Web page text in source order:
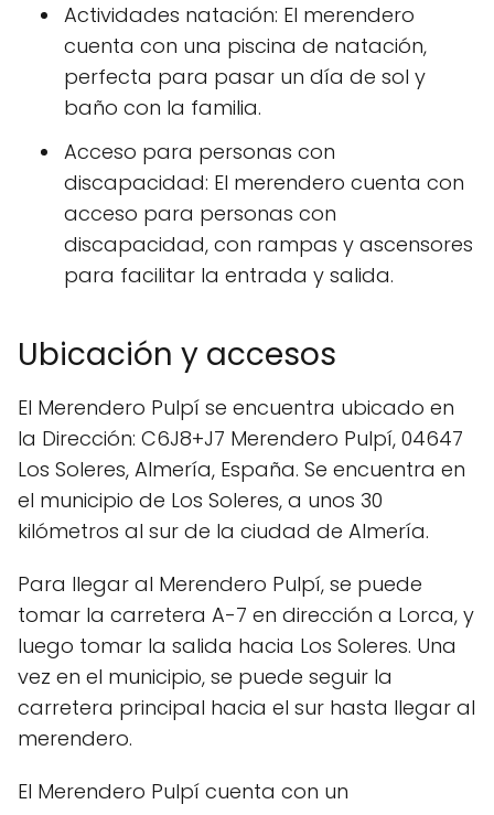
Actividades natación: El merendero
cuenta con una piscina de natación,
perfecta para pasar un día de sol y
baño con la familia.
Acceso para personas con
discapacidad: El merendero cuenta con
acceso para personas con
discapacidad, con rampas y ascensores
para facilitar la entrada y salida.
Ubicación y accesos
El Merendero Pulpí se encuentra ubicado en
la Dirección: C6J8+J7 Merendero Pulpí, 04647
Los Soleres, Almería, España. Se encuentra en
el municipio de Los Soleres, a unos 30
kilómetros al sur de la ciudad de Almería.
Para llegar al Merendero Pulpí, se puede
tomar la carretera A-7 en dirección a Lorca, y
luego tomar la salida hacia Los Soleres. Una
vez en el municipio, se puede seguir la
carretera principal hacia el sur hasta llegar al
merendero.
El Merendero Pulpí cuenta con un